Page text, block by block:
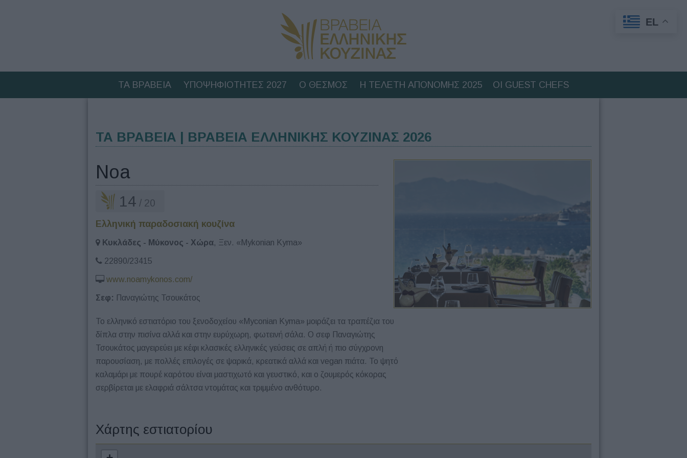
ΤΑ ΒΡΑΒΕΙΑ ΥΠΟΨΗΦΙΟΤΗΤΕΣ 2027 Ο ΘΕΣΜΟΣ Η ΤΕΛΕΤΗ ΑΠΟΝΟΜΗΣ 2025 ΟΙ GUEST CHEFS
ΤΑ ΒΡΑΒΕΙΑ | ΒΡΑΒΕΙΑ ΕΛΛΗΝΙΚΗΣ ΚΟΥΖΙΝΑΣ 2026
Noa
14 / 20
Ελληνική παραδοσιακή κουζίνα
Κυκλάδες - Μύκονος - Χώρα, Ξεν. «Mykonian Kyma»
22890/23415
www.noamykonos.com/
Σεφ: Παναγιώτης Τσουκάτος
Το ελληνικό εστιατόριο του ξενοδοχείου «Myconian Kyma» μοιράζει τα τραπέζια του
δίπλα στην πισίνα αλλά και στην ευρύχωρη, φωτεινή σάλα. Ο σεφ Παναγιώτης
Τσουκάτος μαγειρεύει με κέφι κλασικές ελληνικές γεύσεις σε απλή ή πιο σύγχρονη
παρουσίαση, με πολλές επιλογές σε ψαρικά, κρεατικά αλλά και vegan πιάτα. Το ψητό
καλαμάρι με πουρέ καρότου είναι μαστιχωτό και γευστικό, και ο ζουμερός κόκορας
σερβίρεται με ελαφριά σάλτσα ντομάτας και τριμμένο ανθότυρο.
Χάρτης εστιατορίου
EL